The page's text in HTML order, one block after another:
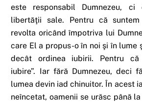
este responsabil Dumnezeu,
libertăţii sale. Pentru că
revolta oricând împotriva lui
care El a propus-o în noi şi în lume
decât ordinea iubirii. Pentru că
iubire”. Iar fără Dumnezeu, deci
lumea devin iad chinuitor. În acest
neîncetat, oamenii se urăsc până